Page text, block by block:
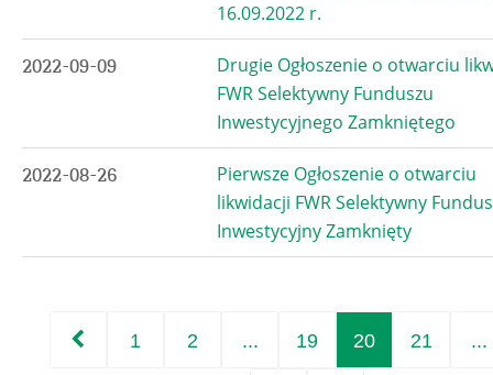
16.09.2022 r.
2022-09-09
Drugie Ogłoszenie o otwarciu
FWR Selektywny Funduszu
Inwestycyjnego Zamkniętego
2022-08-26
Pierwsze Ogłoszenie o otwarciu
likwidacji FWR Selektywny
Inwestycyjny Zamknięty
1 2 ... 19 20 21 ...